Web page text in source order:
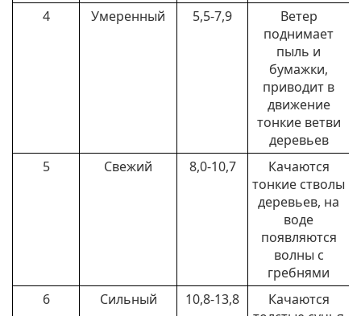
4
Умеренный 5,5-7,9
Ветер
поднимает
пыль и
бумажки,
приводит в
движение
тонкие ветви
деревьев
5
Свежий 8,0-10,7
Качаются
тонкие стволы
деревьев, на
воде
появляются
волны с
гребнями
6
Сильный 10,8-13,8
Качаются